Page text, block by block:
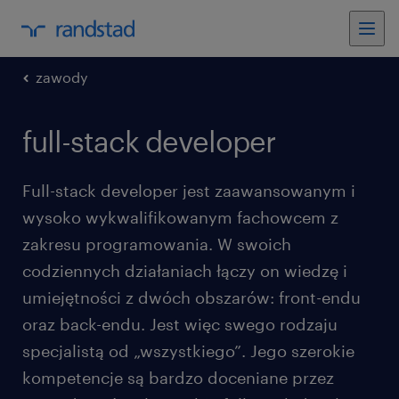
zawody
full-stack developer
Full-stack developer jest zaawansowanym i
wysoko wykwalifikowanym fachowcem z
zakresu programowania. W swoich
codziennych działaniach łączy on wiedzę i
umiejętności z dwóch obszarów: front-endu
oraz back-endu. Jest więc swego rodzaju
specjalistą od „wszystkiego”. Jego szerokie
kompetencje są bardzo doceniane przez